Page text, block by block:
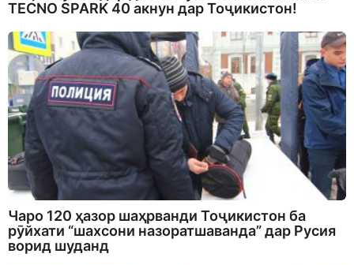
TECNO SPARK 40 акнун дар Тоҷикистон!
Чаро 120 ҳазор шаҳрванди Тоҷикистон ба
рӯйхати “шахсони назоратшаванда” дар Русия
ворид шуданд